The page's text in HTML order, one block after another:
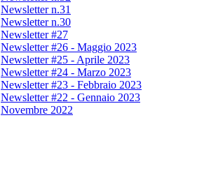
Newsletter n.31
Newsletter n.30
Newsletter #27
Newsletter #26 - Maggio 2023
Newsletter #25 - Aprile 2023
Newsletter #24 - Marzo 2023
Newsletter #23 - Febbraio 2023
Newsletter #22 - Gennaio 2023
Novembre 2022